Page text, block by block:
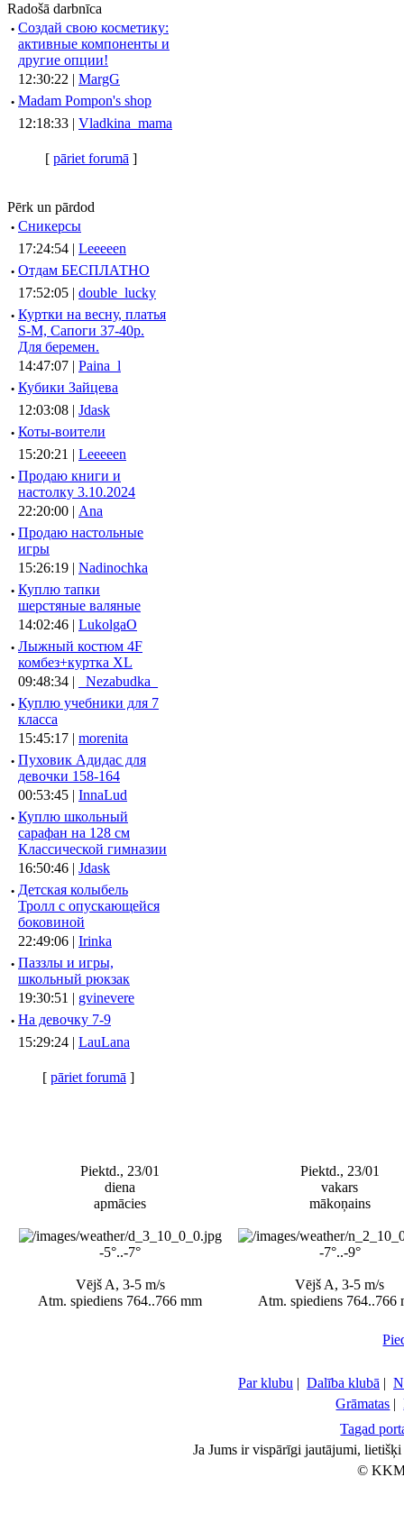
Radošā darbnīca
· Создай свою косметику:
активные компоненты и
другие опции!
12:30:22 | MargG
· Madam Pompon's shop
12:18:33 | Vladkina_mama
[ pāriet forumā ]
Pērk un pārdod
· Сникерсы
17:24:54 | Leeeeen
· Отдам БЕСПЛАТНО
17:52:05 | double_lucky
· Куртки на весну, платья
S-M, Сапоги 37-40р.
Для беремен.
14:47:07 | Paina_l
· Кубики Зайцева
12:03:08 | Jdask
· Коты-воители
15:20:21 | Leeeeen
· Продаю книги и
настолку 3.10.2024
22:20:00 | Ana
· Продаю настольные
игры
15:26:19 | Nadinochka
· Куплю тапки
шерстяные валяные
14:02:46 | LukolgaO
· Лыжный костюм 4F
комбез+куртка XL
09:48:34 |
_Nezabudka_
· Куплю учебники для 7
класса
15:45:17 | morenita
· Пуховик Адидас для
девочки 158-164
00:53:45 | InnaLud
· Куплю школьный
сарафан на 128 см
Классической гимназии
16:50:46 | Jdask
· Детская колыбель
Тролл с опускающейся
боковиной
22:49:06 | Irinka
· Паззлы и игры,
школьный рюкзак
19:30:51 | gvinevere
· Hа девочку 7-9
15:29:24 | LauLana
[ pāriet forumā ]
Piektd., 23/01
diena
apmācies
-5°..-7°
Vējš A, 3-5 m/s
Atm. spiediens 764..766 mm
Piektd., 23/01
vakars
mākoņains
-7°..-9°
Vējš A, 3-5 m/s
Atm. spiediens 764..766
Par klubu | Dalība klubā |
Grāmatas |
Tagad
Ja Jums ir vispārīgi jautājumi,
©